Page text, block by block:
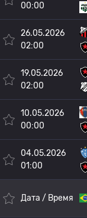
00:00
26.05.2026
02:00
19.05.2026
02:00
10.05.2026
00:00
04.05.2026
01:00
Дата / Время